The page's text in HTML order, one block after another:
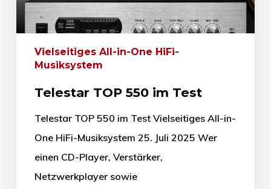
Vielseitiges All-in-One HiFi-
Musiksystem
Telestar TOP 550 im Test
Telestar TOP 550 im Test Vielseitiges All-in-
One HiFi-Musiksystem 25. Juli 2025 Wer
einen CD-Player, Verstärker,
Netzwerkplayer sowie